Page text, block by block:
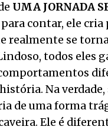
UMA JORNADA
contar, ele cria
realmente se
todos eles
Na verdade,
de uma forma
Ele é